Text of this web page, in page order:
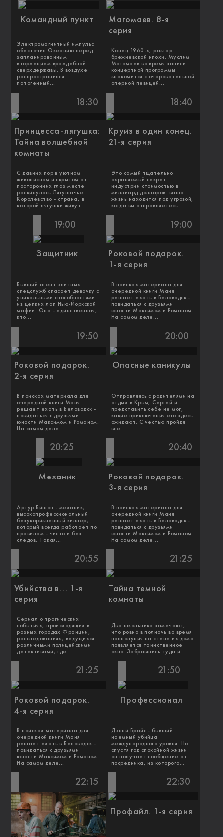
Командный пункт
Электромагнитный импульс
обесточил Океанию перед
запланированным
вторжением враждебной
сверхдержавы. В воздухе
распространился
патогенный...
Магомаев. 8-я
серия
Конец 1960-х, разгар
брежневской эпохи. Муслим
Магомаев во время записи
концертной программы
знакомится с очаровательной
оперной певицей...
18:30
Принцесса-лягушка:
Тайна волшебной
комнаты
С давних пор в уютном
живописном и скрытом от
посторонних глаз месте
раскинулось Лягушачье
Королевство - страна, в
которой лягушки живут...
18:40
Круиз в один конец.
21-я серия
Это самый тщательно
охраняемый секрет
индустрии стоимостью в
миллиард долларов: ваша
жизнь находится под угрозой,
когда вы отправляетесь...
19:00
Защитник
Бывший агент элитных
спецслужб спасает девочку с
уникальными способностями
из цепких лап Нью-Йоркской
мафии. Она - единственная,
кто...
19:00
Роковой подарок.
1-я серия
В поисках материала для
очередной книги Маня
решает ехать в Беловодск -
повидаться с друзьями
юности Максимом и Романом.
На самом деле...
19:50
Роковой подарок.
2-я серия
В поисках материала для
очередной книги Маня
решает ехать в Беловодск -
повидаться с друзьями
юности Максимом и Романом.
На самом деле...
20:00
Опасные каникулы
Отправляясь с родителями на
отдых в Крым, Сергей и
представить себе не мог,
какие приключения его здесь
ожидают. С честью пройдя
все...
20:25
Механик
Артур Бишоп - механик,
высокопрофессиональный
безукоризненный киллер,
который всегда работает по
правилам - чисто и без
следов. Такая...
20:40
Роковой подарок.
3-я серия
В поисках материала для
очередной книги Маня
решает ехать в Беловодск -
повидаться с друзьями
юности Максимом и Романом.
На самом деле...
20:55
Убийства в... 1-я
серия
Сериал о трагических
событиях, происходящих в
разных городах Франции,
расследованиях, ведущихся
различными полицейскими
детективами, где...
21:25
Тайна темной
комнаты
Два школьника замечают,
что ровно в полночь во время
полнолуния на стене их дома
появляется таинственное
окно. Забравшись туда и...
21:25
Роковой подарок.
4-я серия
В поисках материала для
очередной книги Маня
решает ехать в Беловодск -
повидаться с друзьями
юности Максимом и Романом.
На самом деле...
21:50
Профессионал
Дэнни Брайс - бывший
наемный убийца
международного уровня. Но
спустя год спокойной жизни
он получает сообщение от
посредника, из которого...
22:15 22:30
Профайл. 1-я серия